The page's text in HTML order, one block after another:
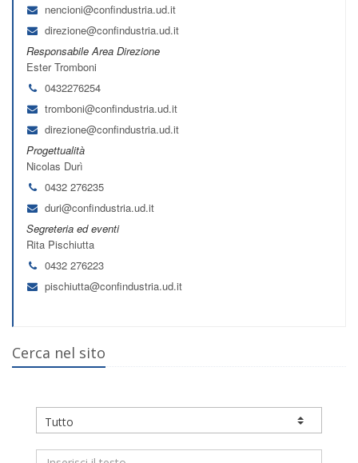
nencioni@confindustria.ud.it
direzione@confindustria.ud.it
Responsabile Area Direzione
Ester Tromboni
0432276254
tromboni@confindustria.ud.it
direzione@confindustria.ud.it
Progettualità
Nicolas Durì
0432 276235
duri@confindustria.ud.it
Segreteria ed eventi
Rita Pischiutta
0432 276223
pischiutta@confindustria.ud.it
Cerca nel sito